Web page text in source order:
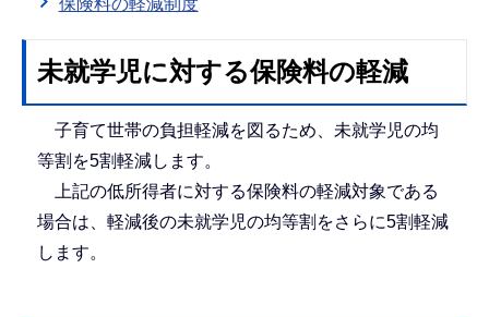
保険料の軽減制度
未就学児に対する保険料の軽減
子育て世帯の負担軽減を図るため、未就学児の均
等割を5割軽減します。
上記の低所得者に対する保険料の軽減対象である
場合は、軽減後の未就学児の均等割をさらに5割軽減
します。